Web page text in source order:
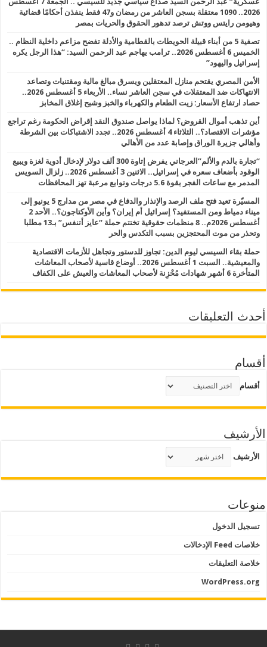
2026.. 1090 معتقلة بسجن العاشر من رمضان و47 فقط ينفذن أحكامًا قضائية
وهيومن رايتس ووتش ترصد تدهور الحقوق والحريات بمصر
تصفية 5 من أبناء قبيلة الحويطات بالقطامية والأدلة تفضح مزاعم داخلية النظام ..
الخميس 6 أغسطس 2026.. ترامب يهاجم عبد الرحمن السيد: “هذا الرجل يكره
إسرائيل واليهود”
الأمن المصري يقتحم منازل المعتقلين ويسرق مبالغ مالية ومقتنيات وتصاعد
الانتهاكات ضد المعتقلات في سجن العاشر نساء.. الأربعاء 5 أغسطس 2026..
حصاد ارتفاع الأسعار: زيت الطعام والكهرباء والخبز وشبح إغلاق المخابز
أين تذهب أموال القروض؟ لماذا يواصل صندوق النقد إقراض الحكومة رغم تراجع
مؤشرات الاقتصاد؟.. الثلاثاء 4 أغسطس 2026.. تجدد الاشتباكات بين الشرطة
وأهالي جزيرة الوراق وإصابة عدد من الأهالي
“تجارة بالدم والألم”العرجاني يفرض إتاوة 300 ألف دولار لإدخال أدوية لغزة ويبيع
الوقود بأضعاف سعره في إسرائيل.. الاثنين 3 أغسطس 2026.. زلزال السويس
المدمر مع ساعات الفجر بقوة 5.6 درجات وتوابع مرعبة تهز المحافظات
المسيّرة تعيد فتح ملف الرصد والإنذار والدفاع في مصر من مدارج 5 يونيو إلى
ميناء دمياط ومن المستفيد؟ إسرائيل أم إيران؟ وأين الأوكتاجون؟.. الأحد 2
أغسطس 2026م.. 8 منظمات حقوقية تختتم حملة “عايز أتنفس” بـ13 مطلبا
وتحذر من موت المحتجزين بسبب التكدس والحر
حملة بقاء السيسي ليوم الدين: تجاوز للدستور وتجاهل للأزمات الاقتصادية
والمعيشية.. السبت 1 أغسطس 2026.. أوضاع قاسية لأصحاب المعاشات
المتأخرة 6 أشهر شهادات مُحْزِنة لأصحاب المعاشات والعيش على الكفاف
أحدث التعليقات
أقسام
أقسام
الأرشيف
الأرشيف
منوعات
تسجيل الدخول
خلاصات Feed الإدخالات
خلاصة التعليقات
WordPress.org